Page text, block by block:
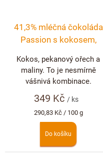
41,3% mléčná čokoláda
Passion s kokosem,
malinami
349 Kč / ks
Měrná
cena:
290,83 Kč / 100 g
Do košíku
Kokos, pekanový ořech a
maliny. To je nesmírně
vášnivá kombinace.